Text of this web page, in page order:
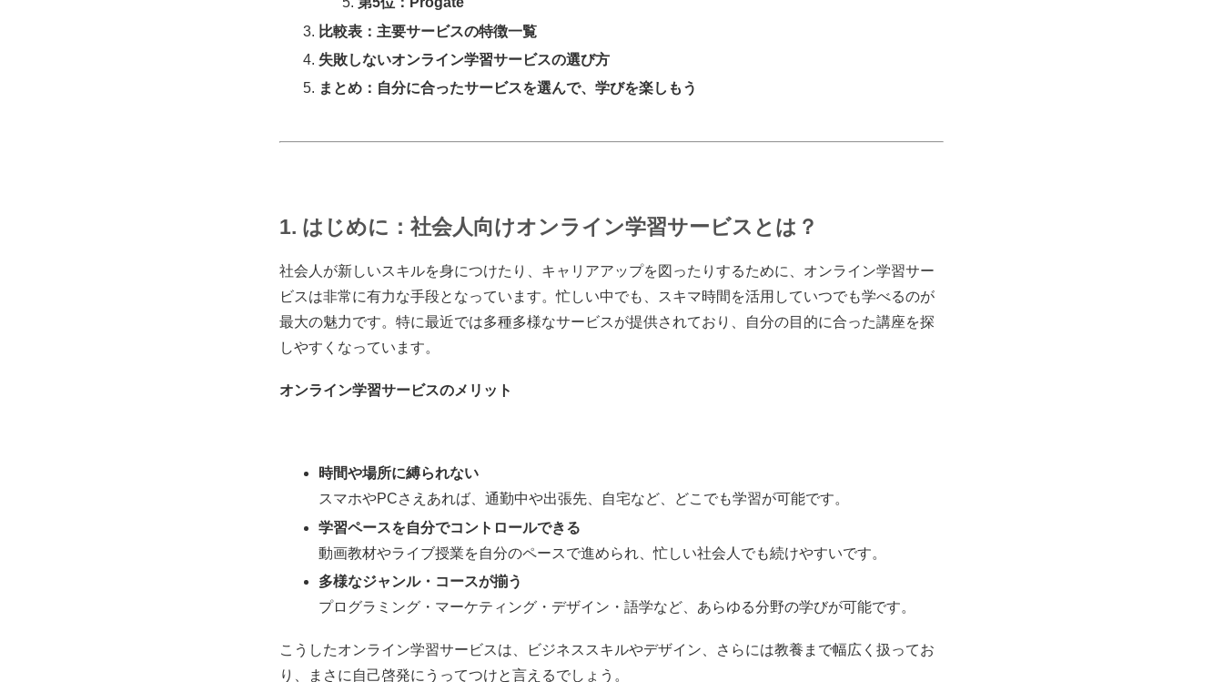
比較表：主要サービスの特徴一覧
失敗しないオンライン学習サービスの選び方
まとめ：自分に合ったサービスを選んで、学びを楽しもう
1. はじめに：社会人向けオンライン学習サービスとは？
社会人が新しいスキルを身につけたり、キャリアアップを図ったりするために、オンライン学習サー
ビスは非常に有力な手段となっています。忙しい中でも、スキマ時間を活用していつでも学べるのが
最大の魅力です。特に最近では多種多様なサービスが提供されており、自分の目的に合った講座を探
しやすくなっています。
オンライン学習サービスのメリット
時間や場所に縛られない
スマホやPCさえあれば、通勤中や出張先、自宅など、どこでも学習が可能です。
学習ペースを自分でコントロールできる
動画教材やライブ授業を自分のペースで進められ、忙しい社会人でも続けやすいです。
多様なジャンル・コースが揃う
プログラミング・マーケティング・デザイン・語学など、あらゆる分野の学びが可能です。
こうしたオンライン学習サービスは、ビジネススキルやデザイン、さらには教養まで幅広く扱ってお
り、まさに自己啓発にうってつけと言えるでしょう。